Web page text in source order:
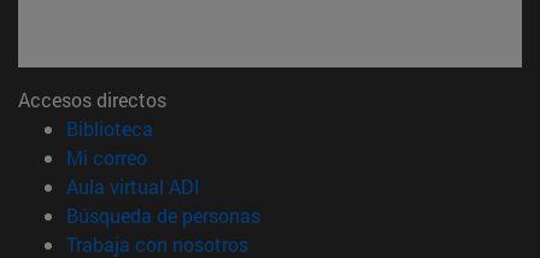
Accesos directos
Biblioteca
Mi correo(abre en nueva ventana)
Aula virtual ADI
Búsqueda de personas(abre en nueva ventana)
Trabaja con nosotros(abre en nueva ventana)